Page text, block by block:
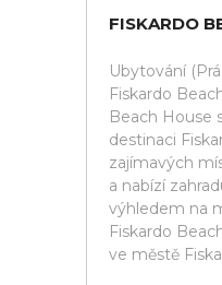
FISKARDO
Ubytování
Fiskardo
Beach House
destinaci
zajímavých
a nabízí
výhledem na
Fiskardo
ve městě